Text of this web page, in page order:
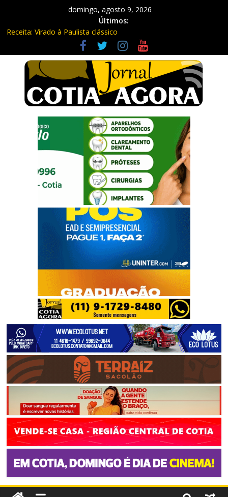
domingo, agosto 9, 2026
Últimos:
Receita: Virado à Paulista clássico
Ladrão de farmácia e procurado por maus-tratos são presos em
Vargem Grande Paulista
Cine Sustentável traz cinema ao ar livre e educação ambiental
para Vargem Grande
WhatsApp vai parar de funcionar em vários celulares antigos em
setembro
São Roque